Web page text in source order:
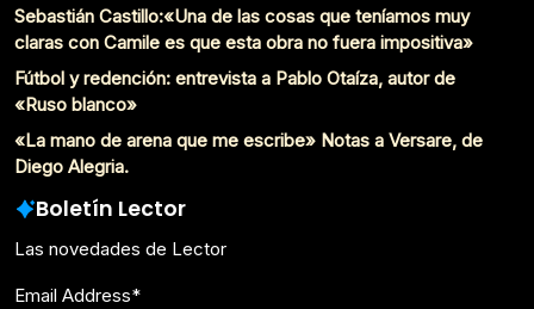
Sebastián Castillo:«Una de las cosas que teníamos muy
claras con Camile es que esta obra no fuera impositiva»
Fútbol y redención: entrevista a Pablo Otaíza, autor de
«Ruso blanco»
«La mano de arena que me escribe» Notas a Versare, de
Diego Alegria.
Boletín Lector
Las novedades de Lector
Email Address*